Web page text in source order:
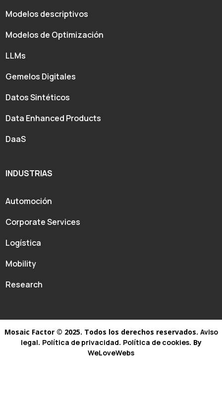
Modelos descriptivos
Modelos de Optimización
LLMs
Gemelos Digitales
Datos Sintéticos
Data Enhanced Products
DaaS
INDUSTRIAS
Automoción
Corporate Services
Logística
Mobility
Research
Mosaic Factor © 2025. Todos los derechos reservados. Aviso
legal. Política de privacidad. Política de cookies. By
WeLoveWebs